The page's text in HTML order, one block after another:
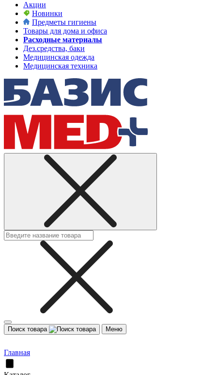
Акции
Новинки
Предметы гигиены
Товары для дома и офиса
Расходные материалы
Дез.средства, баки
Медицинская одежда
Медицинская техника
Поиск товара Меню
Главная